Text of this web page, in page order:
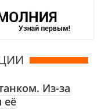
Из-за
её